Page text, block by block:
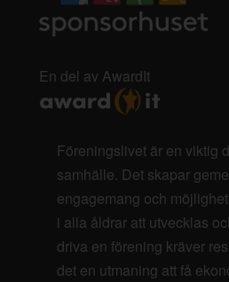
En del av AwardIt
Föreningslivet är en viktig
samhälle. Det skapar
engagemang och
i alla åldrar att utvecklas
driva en förening kräver
det en utmaning att få